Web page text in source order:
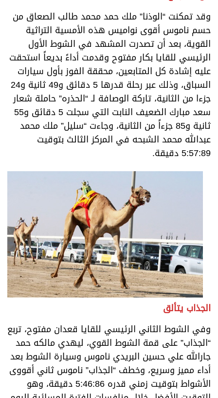
وقد تمكنت “الوذنا” ملك حمد محمد طالب الصعاق من
حسم ناموس أقوى نواميس هذه الأمسية التراثية
القوية، بعد أن تصدرت المشهد في الشوط الأول
الرئيسي للقايا بكار مفتوح وقدمت أداءً بديعاً استحقت
عليه إشادة كل المتابعين، محققة الفوز بأول سيارات
السباق، وذلك عبر رحلة قدرها 5 دقائق و49 ثانية و24
جزءا من الثانية، تاركة الوصافة لـ “الحذره” حاملة شعار
سعد مبارك الضعيف النابت التي سجلت 5 دقائق و55
ثانية و85 جزءاً من الثانية، وجاءت “سليل” ملك محمد
عبدالله محمد الشبحه في المركز الثالث بتوقيت
5:57:89 دقيقة.
الجذاب يتألق
وفي الشوط الثاني الرئيسي للقايا قعدان مفتوح، تربع
“الجذاب” على قمة الشوط القوي، ليهدي مالكه حمد
جارالله علي حسين البريدي ناموس وسيارة الشوط بعد
أداء مميز وسريع، وخطف “الجذاب” ناموس ثاني أقووى
الأشواط بتوقيت زمني قدره 5:46:86 دقيقة، وهو